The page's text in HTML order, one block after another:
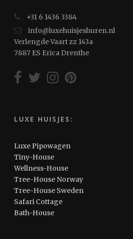
+31 6 1436 3384
info@luxehuisjeshuren.nl
Verlengde Vaart zz 143a
7887 ES Erica Drenthe
LUXE HUISJES:
Luxe Pipowagen
Tiny-House
Wellness-House
Tree-House Norway
Tree-House Sweden
Safari Cottage
Bath-House